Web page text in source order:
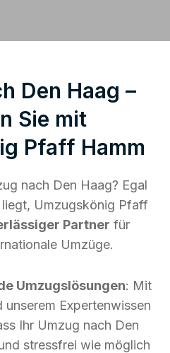
Den Haag –
Sie mit
Pfaff Hamm
nach Den Haag? Egal
Umzugskönig Pfaff
Partner für
Umzüge.
Umzugslösungen: Mit
unserem Expertenwissen
Ihr Umzug nach Den
stressfrei wie möglich